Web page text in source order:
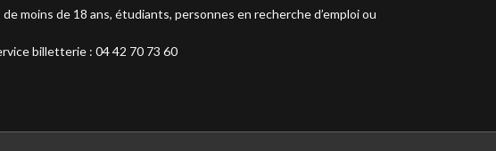
moins de 18 ans, étudiants, personnes en recherche d’emploi ou
billetterie : 04 42 70 73 60